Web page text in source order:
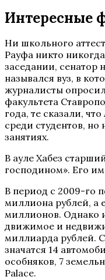
Интересные
Ни школьного
Рауфа никто
заседании, сенатор
назывался вуз, в
журналисты
факультета
года, те сказали,
среди студентов, но
занятиях.
В ауле Хабез
господином». Его
В период с 2009-го
миллиона рублей, а
миллионов. Однако
движимое и
миллиарда рублей.
значатся 14
особняков, 7
Palace.